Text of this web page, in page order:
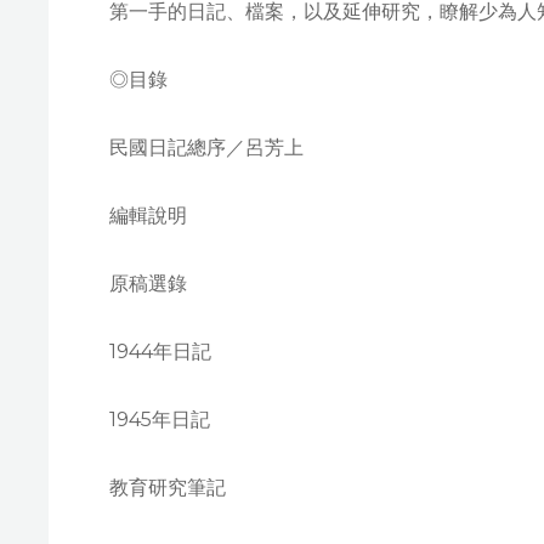
第一手的日記、檔案，以及延伸研究，瞭解少為人
◎目錄
民國日記總序／呂芳上
編輯說明
原稿選錄
1944年日記
1945年日記
教育研究筆記